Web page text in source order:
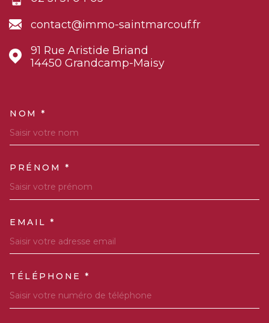
contact@immo-saintmarcouf.fr
91 Rue Aristide Briand
14450
Grandcamp-Maisy
NOM *
PRÉNOM *
EMAIL *
TÉLÉPHONE *